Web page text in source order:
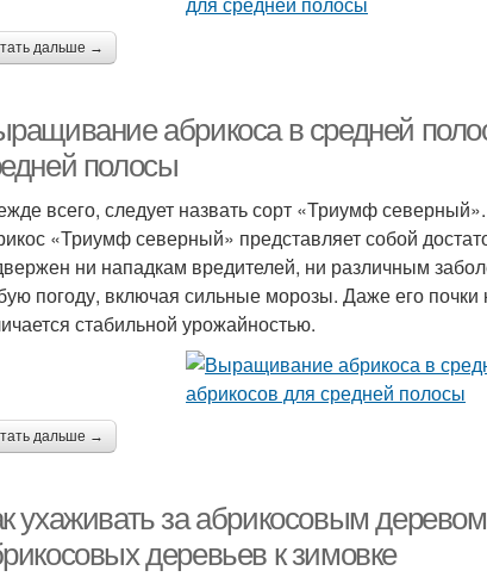
дальше →
абрикоса в средней
полосы
всего, следует назвать сорт «Триумф
«Триумф северный» представляет собой
ни нападкам вредителей, ни различным
погоду, включая сильные морозы. Даже его почки
стабильной урожайностью.
дальше →
ухаживать за абрикосовым
деревьев к зимовке